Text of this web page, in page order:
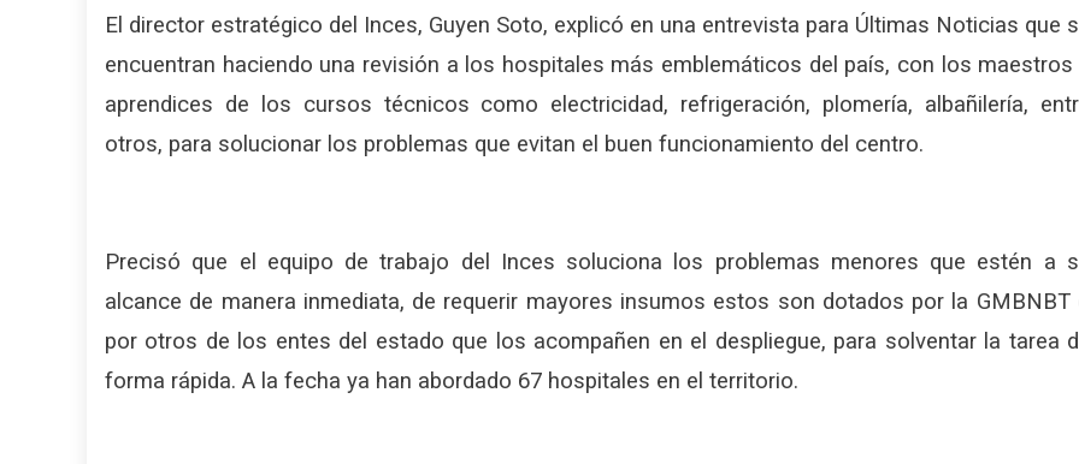
El director estratégico del Inces, Guyen Soto, explicó en una entrevista para Últimas Noticias que
encuentran haciendo una revisión a los hospitales más emblemáticos del país, con los maestros
aprendices de los cursos técnicos como electricidad, refrigeración, plomería, albañilería,
otros, para solucionar los problemas que evitan el buen funcionamiento del centro.
Precisó que el equipo de trabajo del Inces soluciona los problemas menores que estén a
alcance de manera inmediata, de requerir mayores insumos estos son dotados por la GMBNBT
por otros de los entes del estado que los acompañen en el despliegue, para solventar la tarea
forma rápida. A la fecha ya han abordado 67 hospitales en el territorio.